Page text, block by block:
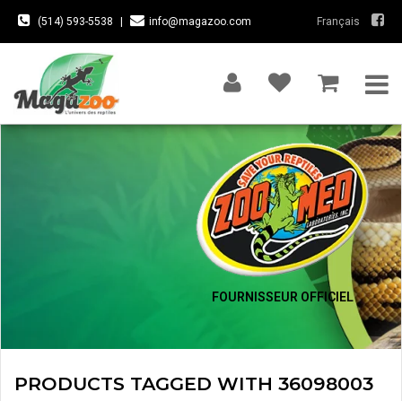
(514) 593-5538 info@magazoo.com Français
FOURNISSEUR OFFICIEL
PRODUCTS TAGGED WITH 36098003